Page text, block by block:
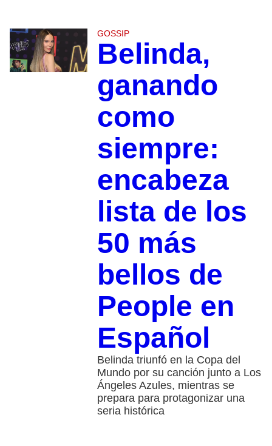
GOSSIP
Belinda,
ganando
como
siempre:
encabeza
lista de los
50 más
bellos de
People en
Español
Belinda triunfó en la Copa del
Mundo por su canción junto a Los
Ángeles Azules, mientras se
prepara para protagonizar una
seria histórica